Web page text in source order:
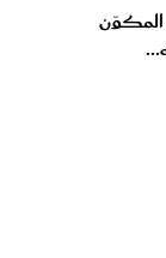
المكوّن